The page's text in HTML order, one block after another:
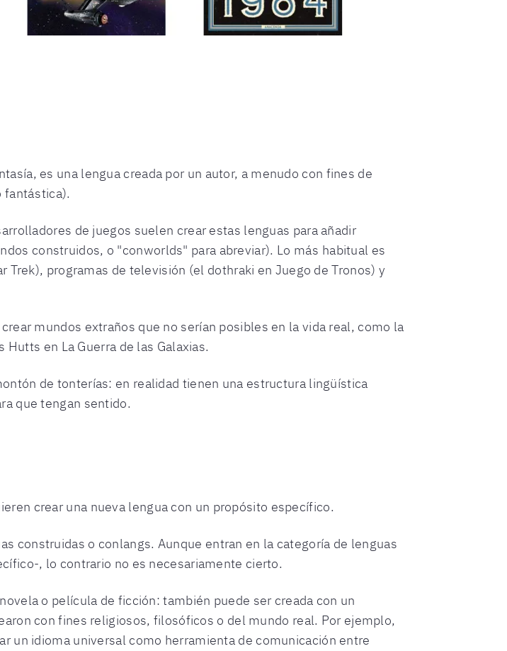
es una lengua creada por un autor, a menudo con fines de
fantástica).
de juegos suelen crear estas lenguas para añadir
construidos, o "conworlds" para abreviar). Lo más habitual es
programas de televisión (el dothraki en Juego de Tronos) y
mundos extraños que no serían posibles en la vida real, como la
en La Guerra de las Galaxias.
de tonterías: en realidad tienen una estructura lingüística
que tengan sentido.
crear una nueva lengua con un propósito específico.
construidas o conlangs. Aunque entran en la categoría de lenguas
, lo contrario no es necesariamente cierto.
o película de ficción: también puede ser creada con un
con fines religiosos, filosóficos o del mundo real. Por ejemplo,
un idioma universal como herramienta de comunicación entre